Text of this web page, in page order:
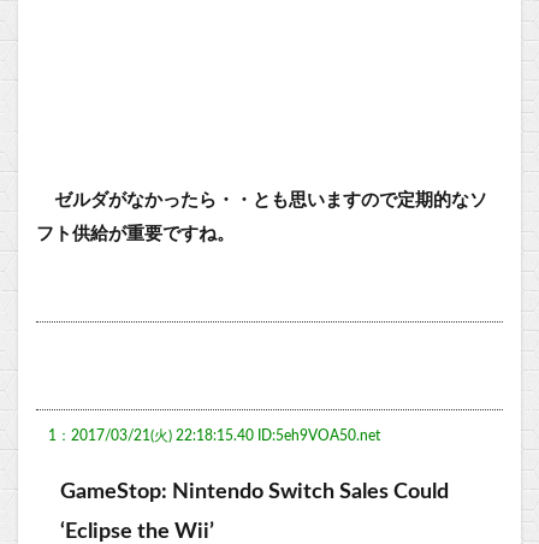
ゼルダがなかったら・・とも思いますので定期的なソ
フト供給が重要ですね。
1：2017/03/21(火) 22:18:15.40 ID:5eh9VOA50.net
GameStop: Nintendo Switch Sales Could
‘Eclipse the Wii’